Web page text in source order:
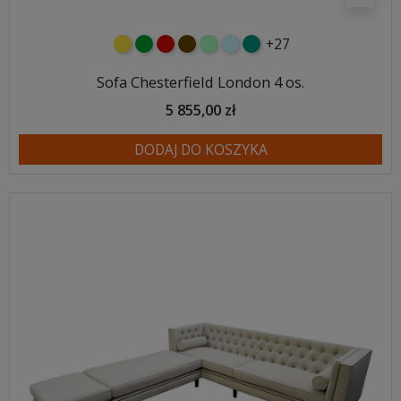
żółtyzielonyczerwony
czekoladowy
miętowybłękitny
turkusowy
+27
Sofa Chesterfield London 4 os.
5 855,00 zł
DODAJ DO KOSZYKA